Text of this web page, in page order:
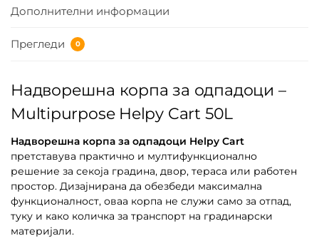
Дополнителни информации
Прегледи 0
Надворешна корпа за одпадоци –
Multipurpose Helpy Cart 50L
Надворешна корпа за одпадоци Helpy Cart
претставува практично и мултифункционално
решение за секоја градина, двор, тераса или работен
простор. Дизајнирана да обезбеди максимална
функционалност, оваа корпа не служи само за отпад,
туку и како количка за транспорт на градинарски
материјали.